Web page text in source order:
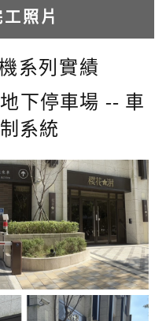
照片
實績
系列實績
下停車場 -- 車
系統